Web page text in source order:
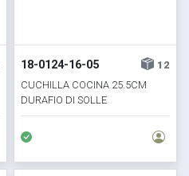
18-0124-16-05
12
CUCHILLA COCINA 25.5CM
DURAFIO DI SOLLE